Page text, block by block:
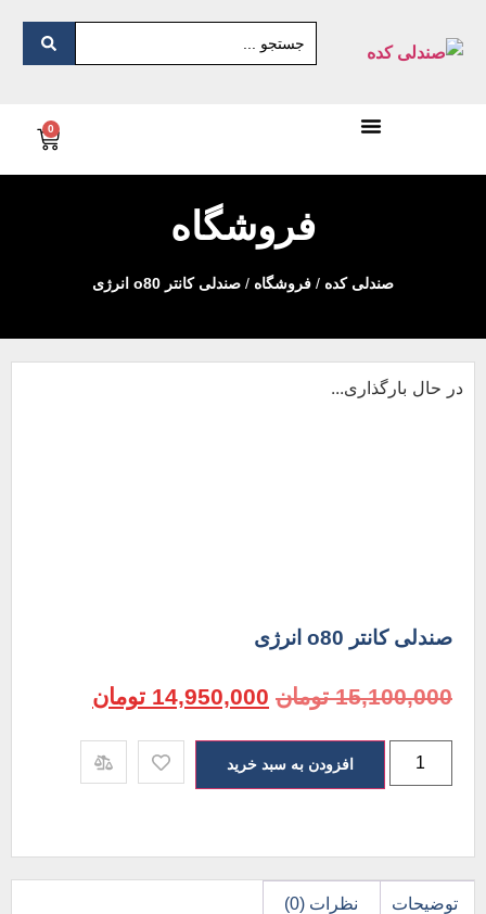
0
فروشگاه
صندلی کده/ فروشگاه/ صندلی کانتر o80 انرژی
در حال بارگذاری...
صندلی کانتر o80 انرژی
15,100,000 تومان 14,950,000 تومان
افزودن به سبد خرید
توضیحات نظرات (0)